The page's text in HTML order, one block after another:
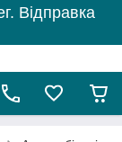
Відправка